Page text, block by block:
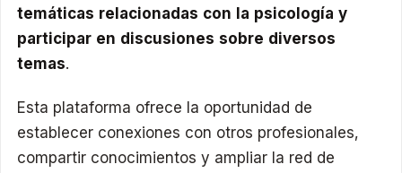
temáticas relacionadas con la psicología y
participar en discusiones sobre diversos
temas.
Esta plataforma ofrece la oportunidad de
establecer conexiones con otros profesionales,
compartir conocimientos y ampliar la red de